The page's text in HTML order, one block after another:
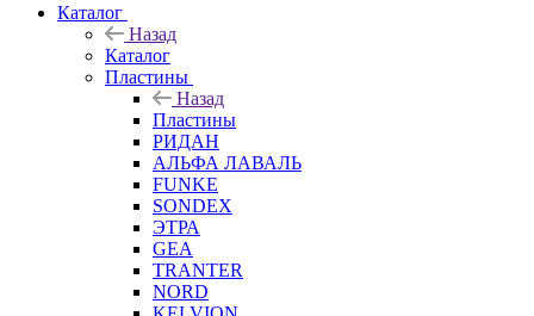
Каталог
Назад
Каталог
Пластины
Назад
Пластины
РИДАН
АЛЬФА ЛАВАЛЬ
FUNKE
SONDEX
ЭТРА
GEA
TRANTER
NORD